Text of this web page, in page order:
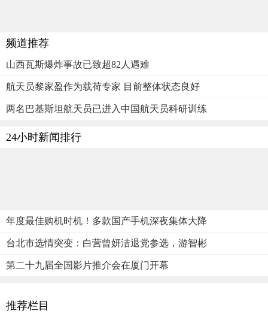
频道推荐
山西瓦斯爆炸事故已致超82人遇难
航天员黎家盈作为载荷专家 目前整体状态良好
两名巴基斯坦航天员已进入中国航天员科研训练
24小时新闻排行
年度最佳购机时机！多款国产手机深夜集体大降
台北市选情突变：白营曾妍洁退党参选，游智彬
第二十九届全国影片推介会在厦门开幕
推荐栏目